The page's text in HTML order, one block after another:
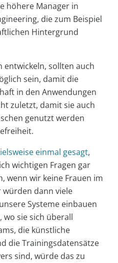
höhere Manager in
die zum Beispiel
Hintergrund
entwickeln, sollten auch
sein, damit die
in den Anwendungen
zuletzt, damit sie auch
genutzt werden
einmal gesagt,
wichtigen Fragen gar
wenn wir keine Frauen im
würden dann viele
Systeme einbauen
sie sich überall
die künstliche
die Trainingsdatensätze
sind, würde das zu